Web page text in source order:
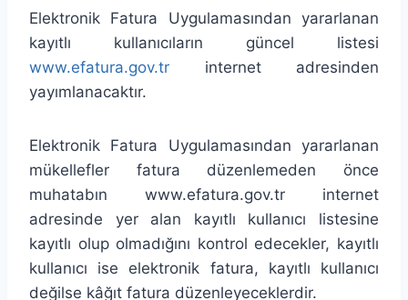
Elektronik Fatura Uygulamasından yararlanan
kayıtlı kullanıcıların güncel listesi
www.efatura.gov.tr internet adresinden
yayımlanacaktır.
Elektronik Fatura Uygulamasından yararlanan
mükellefler fatura düzenlemeden önce
muhatabın www.efatura.gov.tr internet
adresinde yer alan kayıtlı kullanıcı listesine
kayıtlı olup olmadığını kontrol edecekler, kayıtlı
kullanıcı ise elektronik fatura, kayıtlı kullanıcı
değilse kâğıt fatura düzenleyeceklerdir.